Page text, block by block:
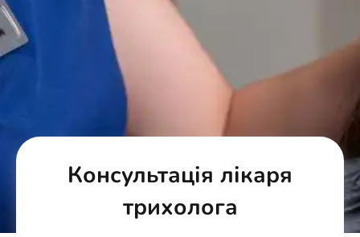
Консультація лікаря
трихолога